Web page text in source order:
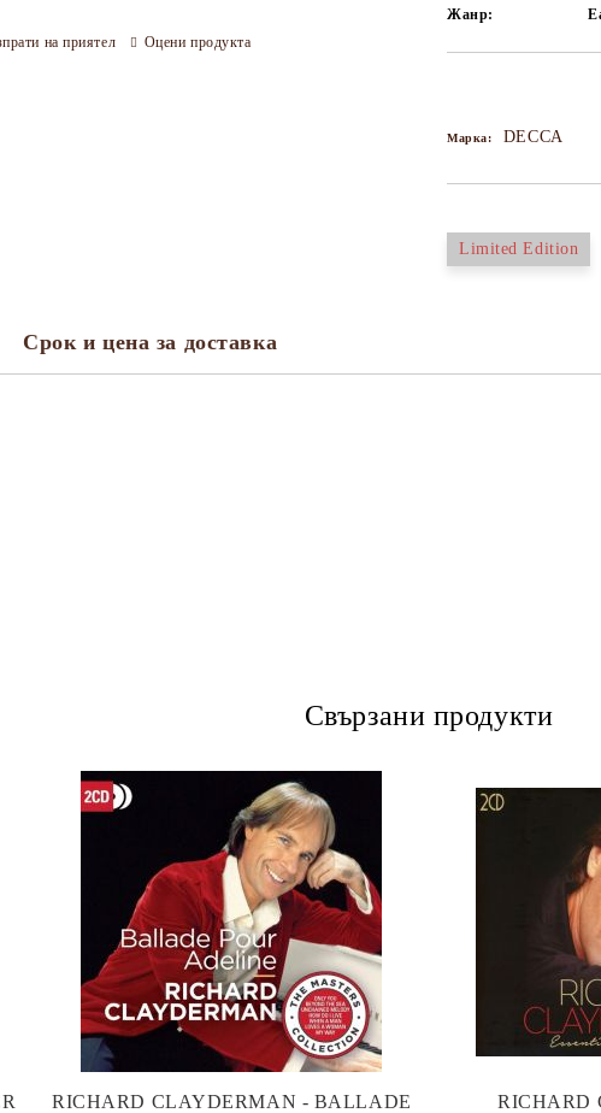
Жанр:
Марка: DECCA
Limited Edition
на приятел Оцени продукта
Срок и цена за доставка
Свързани продукти
RICHARD CLAYDERMAN - BALLADE
RICHARD